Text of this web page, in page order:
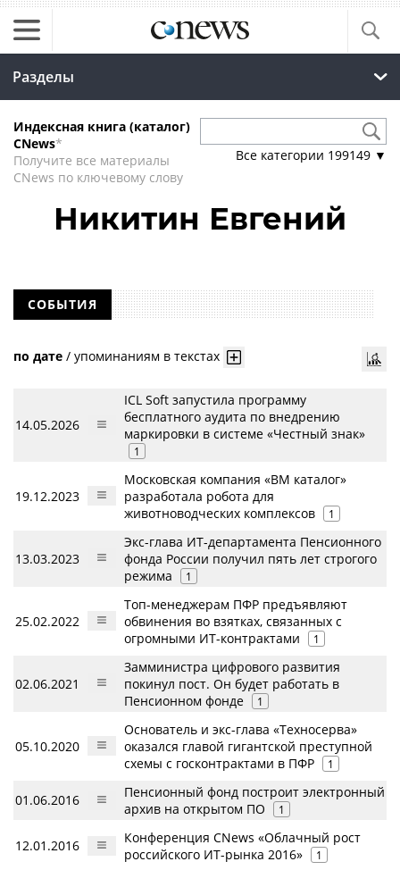
Разделы
Индексная книга (каталог)
CNews*
Получите все материалы
CNews по ключевому слову
Все категории 199149 ▼
Никитин Евгений
СОБЫТИЯ
по дате / упоминаниям в текстах
14.05.2026
ICL Soft запустила программу
бесплатного аудита по внедрению
маркировки в системе «Честный знак»
1
19.12.2023
Московская компания «ВМ каталог»
разработала робота для
животноводческих комплексов
1
13.03.2023
Экс-глава ИТ-департамента Пенсионного
фонда России получил пять лет строгого
режима
1
25.02.2022
Топ-менеджерам ПФР предъявляют
обвинения во взятках, связанных с
огромными ИТ-контрактами
1
02.06.2021
Замминистра цифрового развития
покинул пост. Он будет работать в
Пенсионном фонде
1
05.10.2020
Основатель и экс-глава «Техносерва»
оказался главой гигантской преступной
схемы с госконтрактами в ПФР
1
01.06.2016
Пенсионный фонд построит электронный
архив на открытом ПО
1
12.01.2016
Конференция CNews «Облачный рост
российского ИТ-рынка 2016»
1